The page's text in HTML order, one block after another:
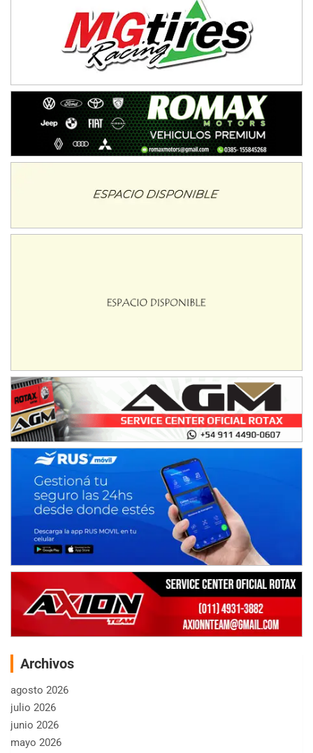
Archivos
agosto 2026
julio 2026
junio 2026
mayo 2026